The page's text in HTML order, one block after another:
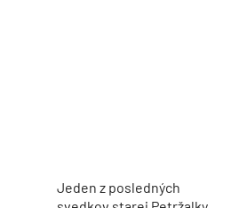
Jeden z posledných